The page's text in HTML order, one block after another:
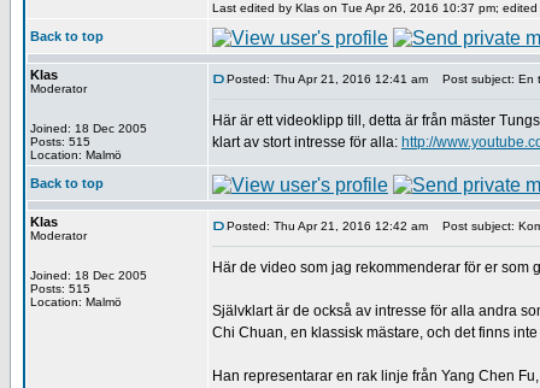
Last edited by Klas on Tue Apr 26, 2016 10:37 pm;
Back to top
Klas
Moderator
Joined: 18 Dec 2005
Posts: 515
Location: Malmö
Posted: Thu Apr 21, 2016 12:41 am Post subject: En
Här är ett videoklipp till, detta är från mäster
klart av stort intresse för alla: http://
Back to top
Klas
Moderator
Joined: 18 Dec 2005
Posts: 515
Location: Malmö
Posted: Thu Apr 21, 2016 12:42 am Post subject:
Här de video som jag rekommenderar för er som
Självklart är de också av intresse för alla andra
Chi Chuan, en klassisk mästare, och det finns
Han representarar en rak linje från Yang Chen